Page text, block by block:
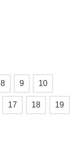
8 9 10
17 18 19